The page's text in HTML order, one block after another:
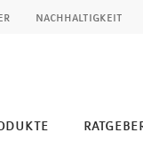
nachhaltigkeit